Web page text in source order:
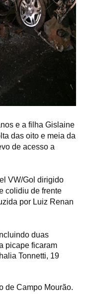
e a filha Gislaine
das oito e meia da
de acesso a
VW/Gol dirigido
colidiu de frente
por Luiz Renan
duas
picape ficaram
Tonnetti, 19
de Campo Mourão.